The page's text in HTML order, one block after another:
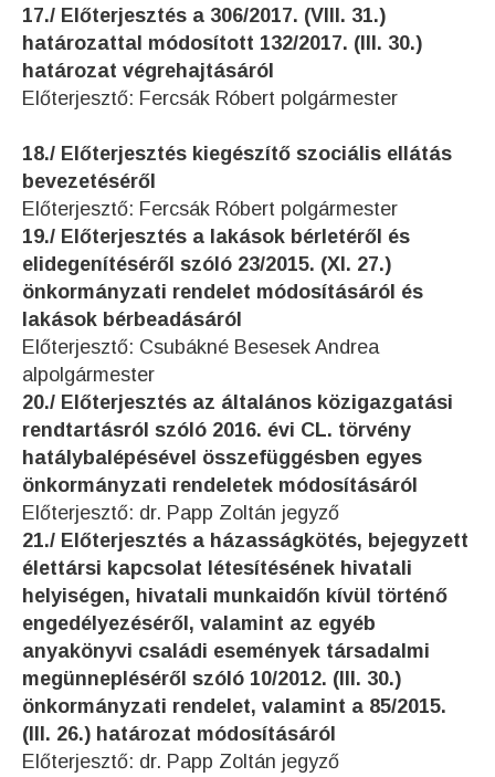
17./ Előterjesztés a 306/2017. (VIII. 31.)
határozattal módosított 132/2017. (III. 30.)
határozat végrehajtásáról
Előterjesztő: Fercsák Róbert polgármester
18./ Előterjesztés kiegészítő szociális ellátás
bevezetéséről
Előterjesztő: Fercsák Róbert polgármester
19./ Előterjesztés a lakások bérletéről és
elidegenítéséről szóló 23/2015. (XI. 27.)
önkormányzati rendelet módosításáról és
lakások bérbeadásáról
Előterjesztő: Csubákné Besesek Andrea
alpolgármester
20./ Előterjesztés az általános közigazgatási
rendtartásról szóló 2016. évi CL. törvény
hatálybalépésével összefüggésben egyes
önkormányzati rendeletek módosításáról
Előterjesztő: dr. Papp Zoltán jegyző
21./ Előterjesztés a házasságkötés, bejegyzett
élettársi kapcsolat létesítésének hivatali
helyiségen, hivatali munkaidőn kívül történő
engedélyezéséről, valamint az egyéb
anyakönyvi családi események társadalmi
megünnepléséről szóló 10/2012. (III. 30.)
önkormányzati rendelet, valamint a 85/2015.
(III. 26.) határozat módosításáról
Előterjesztő: dr. Papp Zoltán jegyző